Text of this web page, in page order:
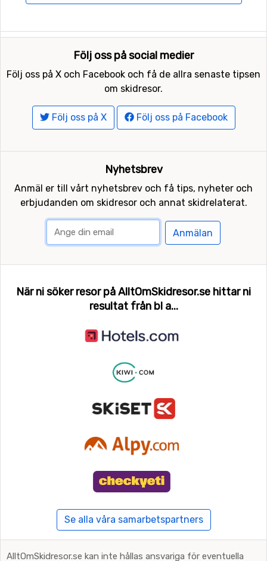
Följ oss på social medier
Följ oss på X och Facebook och få de allra senaste tipsen
om skidresor.
Följ oss på X Följ oss på Facebook
Nyhetsbrev
Anmäl er till vårt nyhetsbrev och få tips, nyheter och
erbjudanden om skidresor och annat skidrelaterat.
Anmälan
När ni söker resor på AlltOmSkidresor.se hittar ni
resultat från bl a...
Se alla våra samarbetspartners
AlltOmSkidresor.se kan inte hållas ansvariga för eventuella